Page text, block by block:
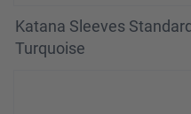
Katana Sleeves
Turquoise